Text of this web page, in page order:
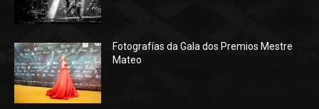
Fotografías da Gala dos Premios Mestre
Mateo